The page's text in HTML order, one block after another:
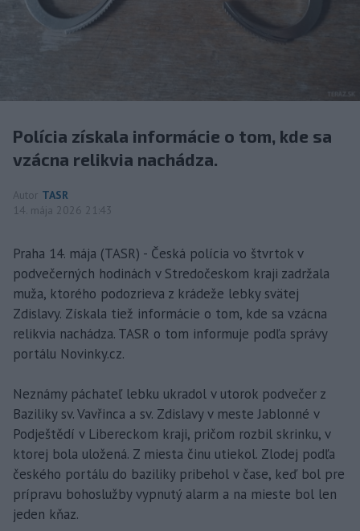
Polícia získala informácie o tom, kde sa
vzácna relikvia nachádza.
Autor TASR
14. mája 2026 21:43
Praha 14. mája (TASR) - Česká polícia vo štvrtok v
podvečerných hodinách v Stredočeskom kraji zadržala
muža, ktorého podozrieva z krádeže lebky svätej
Zdislavy. Získala tiež informácie o tom, kde sa vzácna
relikvia nachádza. TASR o tom informuje podľa správy
portálu Novinky.cz.
Neznámy páchateľ lebku ukradol v utorok podvečer z
Baziliky sv. Vavřinca a sv. Zdislavy v meste Jablonné v
Podještědí v Libereckom kraji, pričom rozbil skrinku, v
ktorej bola uložená. Z miesta činu utiekol. Zlodej podľa
českého portálu do baziliky pribehol v čase, keď bol pre
prípravu bohoslužby vypnutý alarm a na mieste bol len
jeden kňaz.